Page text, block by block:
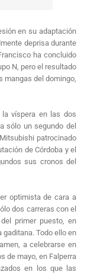
en su adaptación
deprisa durante
ha concluido
N, pero el resultado
mangas del domingo,
víspera en las dos
sólo un segundo del
patrocinado
de Córdoba y el
sus cronos del
optimista de cara a
dos carreras con el
primer puesto, en
gaditana. Todo ello en
a celebrarse en
de mayo, en Falperra
en los que las